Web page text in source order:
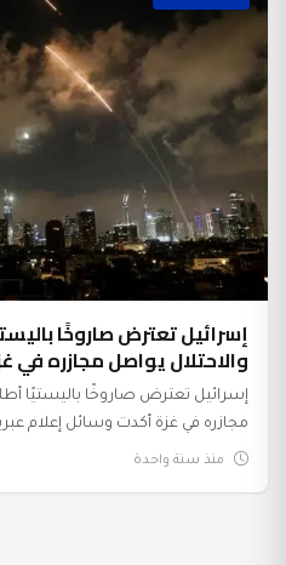
إسرائيل تعترض صاروخًا
والاحتلال يواصل مجازره في
إسرائيل تعترض صاروخًا باليستيًا
مجازره في غزة أكدت وسائل إعلام
منذ سنة واحدة